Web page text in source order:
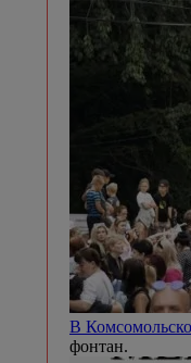
В
фонтан.